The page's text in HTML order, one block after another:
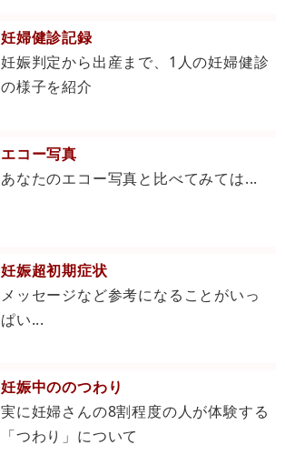
妊婦健診記録
妊娠判定から出産まで、1人の妊婦健診
の様子を紹介
エコー写真
あなたのエコー写真と比べてみては...
妊娠超初期症状
メッセージなど参考になることがいっ
ぱい...
妊娠中ののつわり
実に妊婦さんの8割程度の人が体験する
「つわり」について